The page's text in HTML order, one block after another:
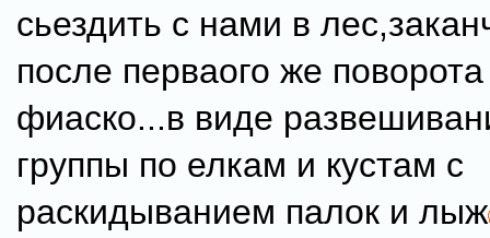
сьездить с нами в
после перваого же
фиаско...в виде
группы по елкам и кустам с
раскидыванием палок и лыж